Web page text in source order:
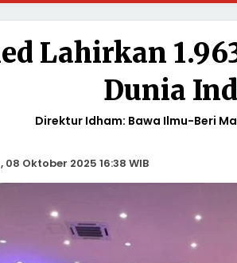
Lahirkan
Dunia
Direktur Idham: Bawa Ilmu-Beri
08 Oktober 2025 16:38 WIB